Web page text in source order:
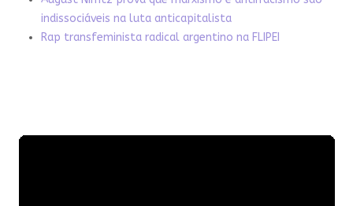
indissociáveis na luta anticapitalista
Rap transfeminista radical argentino na FLIPEI